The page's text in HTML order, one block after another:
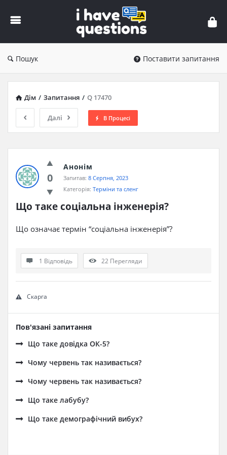
iHaveQuestions
Пошук Поставити запитання
Дім / Запитання / Q 17470
Далі В Процесі
0
Анонім
Запитав: 8 Серпня, 2023
Категорія: Терміни та сленг
Що таке соціальна інженерія?
Що означає термін “соціальна інженерія”?
1 Відповідь 22 Перегляди
Скарга
Пов'язані запитання
Що таке довідка ОК-5?
Чому червень так називається?
Чому червень так називається?
Що таке лабубу?
Що таке демографічний вибух?